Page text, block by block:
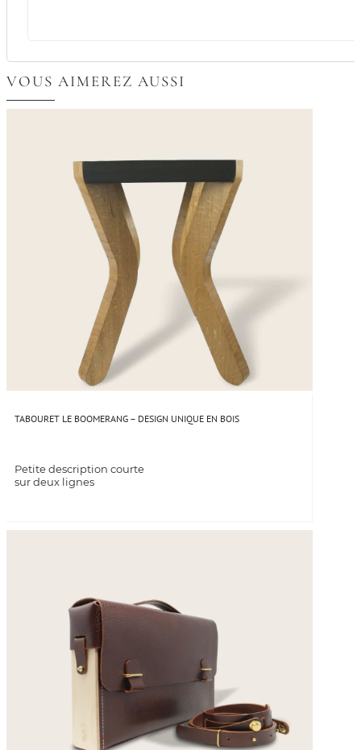
VOUS AIMEREZ AUSSI
TABOURET LE BOOMERANG – DESIGN UNIQUE EN BOIS
Petite description courte
sur deux lignes